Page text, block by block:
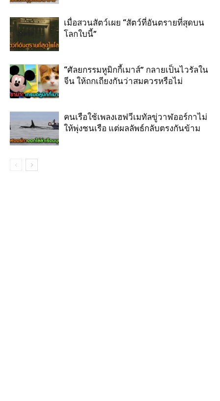
เมื่อสวนสัตว์เผย “สัตว์ที่อันตรายที่สุดบน
โลกใบนี้”
“ศัลยกรรมหูมิกกี้เมาส์” กลายเป็นไวรัลใน
จีน ให้ถกเถียงกันว่าสมควรหรือไม่
คนเรือใช้เพลงเฮฟวีเมทัลขู่วาฬออร์กาไม่
ให้พุ่งชนเรือ แต่ผลลัพธ์กลับตรงกันข้าม